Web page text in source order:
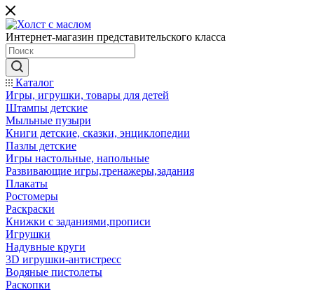
Интернет-магазин представительского класса
Каталог
Игры, игрушки, товары для детей
Штампы детские
Мыльные пузыри
Книги детские, сказки, энциклопедии
Пазлы детские
Игры настольные, напольные
Развивающие игры,тренажеры,задания
Плакаты
Ростомеры
Раскраски
Книжки с заданиями,прописи
Игрушки
Надувные круги
3D игрушки-антистресс
Водяные пистолеты
Раскопки